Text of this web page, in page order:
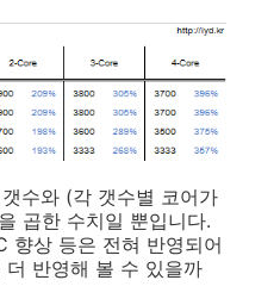
수와 (각 갯수별 코어가
곱한 수치일 뿐입니다.
향상 등은 전혀 반영되어
반영해 볼 수 있을까